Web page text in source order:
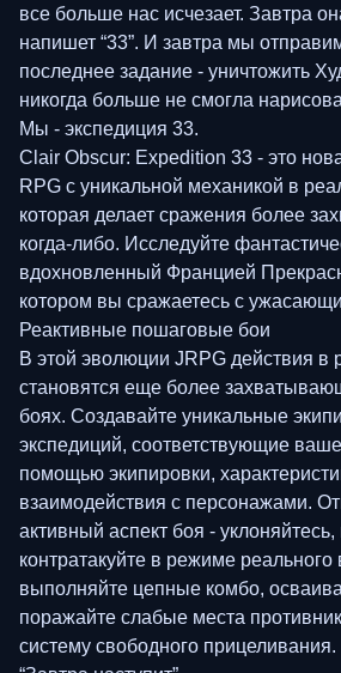
все больше нас исчезает. Завтра
напишет “33”. И завтра мы
последнее задание - уничтожить
никогда больше не смогла
Мы - экспедиция 33.
Clair Obscur: Expedition 33 - это
RPG с уникальной механикой в
которая делает сражения более
когда-либо. Исследуйте
вдохновленный Францией
котором вы сражаетесь с
Реактивные пошаговые бои
В этой эволюции JRPG действия в
становятся еще более
боях. Создавайте уникальные
экспедиций, соответствующие
помощью экипировки,
взаимодействия с персонажами.
активный аспект боя -
контратакуйте в режиме реального
выполняйте цепные комбо,
поражайте слабые места
систему свободного прицеливания.